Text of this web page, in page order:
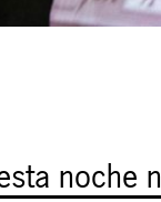
noche